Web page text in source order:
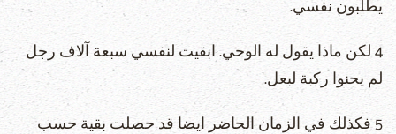
يطلبون نفسي.
4 لكن ماذا يقول له الوحي. ابقيت لنفسي سبعة آلاف رجل
لم يحنوا ركبة لبعل.
5 فكذلك في الزمان الحاضر ايضا قد حصلت بقية حسب